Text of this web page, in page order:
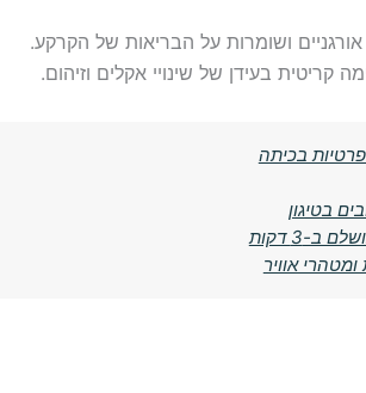
ושומרות על הבריאות של הקרקע.
קריטית בעידן של שינויי אקלים וזיהום.
בכיתה
בטיגון
3 דקות
אוויר